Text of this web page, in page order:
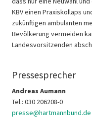
KBV einen Praxiskollaps
zukünftigen ambulanten
Bevölkerung vermeiden
Landesvorsitzenden
Pressesprecher
Andreas Aumann
Tel.: 030 206208-0
presse@hartmannbund.de